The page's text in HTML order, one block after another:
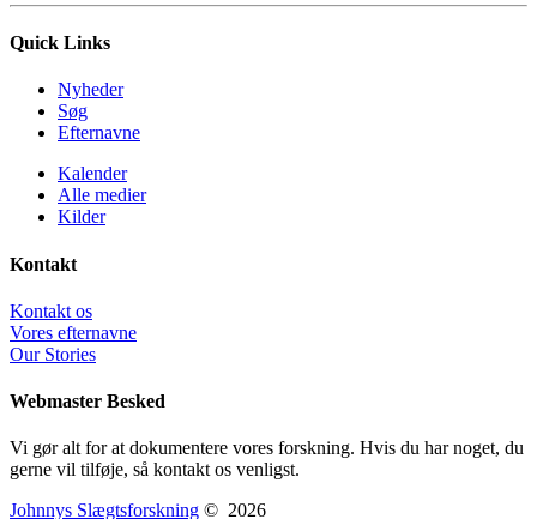
Quick Links
Nyheder
Søg
Efternavne
Kalender
Alle medier
Kilder
Kontakt
Kontakt os
Vores efternavne
Our Stories
Webmaster Besked
Vi gør alt for at dokumentere vores forskning. Hvis du har noget, du
gerne vil tilføje, så kontakt os venligst.
Johnnys Slægtsforskning © 2026